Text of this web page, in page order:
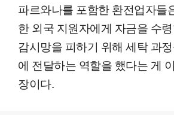
파르와나를 포함한 환전업자들
한 외국 지원자에게 자금을 수
감시망을 피하기 위해 세탁 과
에 전달하는 역할을 했다는 게
장이다.